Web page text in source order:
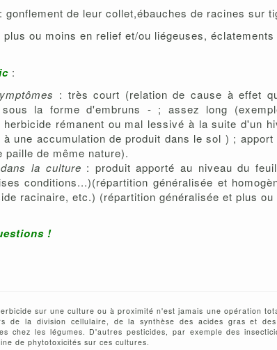
de leur collet,ébauches de racines sur
ou moins en relief et/ou liégeuses, éclatements
:
: très court (relation de cause à effet
la forme d'embruns - ; assez long
herbicide rémanent ou mal lessivé à la suite d'un
une accumulation de produit dans le sol ) ;
de même nature).
la culture : produit apporté au niveau du
conditions...)(répartition généralisée et
racinaire, etc.) (répartition généralisée et plus
!
sur une culture ou à proximité n'est jamais une opération
de la division cellulaire, de la synthèse des acides gras et
chez les légumes. D'autres pesticides, par exemple des
de phytotoxicités sur ces cultures.